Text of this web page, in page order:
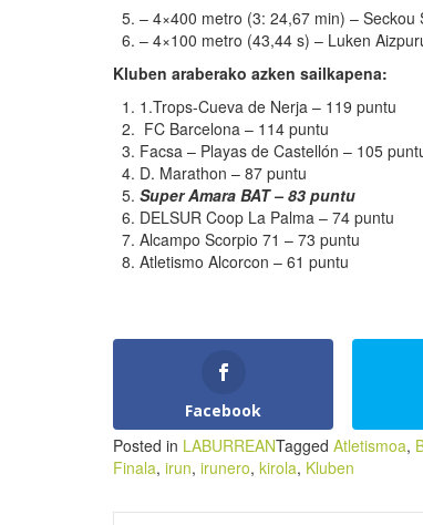
– 4×400 metro (3: 24,67 min) –
– 4×100 metro (43,44 s) – Luken
Kluben araberako azken sailkapena:
1.Trops-Cueva de Nerja – 119 puntu
FC Barcelona – 114 puntu
Facsa – Playas de Castellón – 105
D. Marathon – 87 puntu
Super Amara BAT – 83 puntu
DELSUR Coop La Palma – 74 puntu
Alcampo Scorpio 71 – 73 puntu
Atletismo Alcorcon – 61 puntu
Facebook
Posted in LABURREANTagged Atletismoa,
Finala, irun, irunero, kirola, Kluben